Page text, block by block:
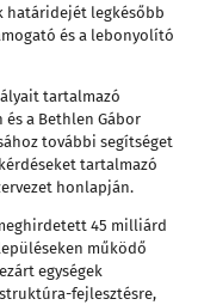
határidejét legkésőbb
és a lebonyolító
tartalmazó
a Bethlen Gábor
további segítséget
tartalmazó
honlapján.
45 milliárd
működő
egységek
fejlesztésre,